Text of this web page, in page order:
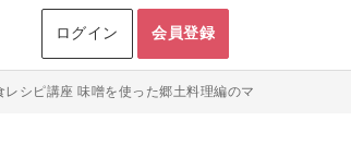
ログイン 会員登録
レシピ講座 味噌を使った郷土料理編のマイレポ投稿